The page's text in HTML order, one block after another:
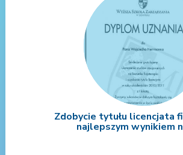
Zdobycie tytułu licencjata
najlepszym wynikiem